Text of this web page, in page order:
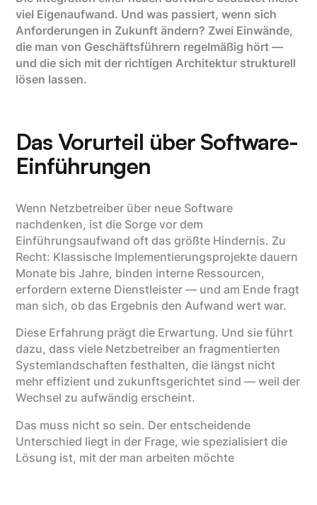
viel Eigenaufwand. Und was passiert, wenn sich
Anforderungen in Zukunft ändern? Zwei Einwände,
die man von Geschäftsführern regelmäßig hört —
und die sich mit der richtigen Architektur strukturell
lösen lassen.
Das Vorurteil über Software-
Einführungen
Wenn Netzbetreiber über neue Software
nachdenken, ist die Sorge vor dem
Einführungsaufwand oft das größte Hindernis. Zu
Recht: Klassische Implementierungsprojekte dauern
Monate bis Jahre, binden interne Ressourcen,
erfordern externe Dienstleister — und am Ende fragt
man sich, ob das Ergebnis den Aufwand wert war.
Diese Erfahrung prägt die Erwartung. Und sie führt
dazu, dass viele Netzbetreiber an fragmentierten
Systemlandschaften festhalten, die längst nicht
mehr effizient und zukunftsgerichtet sind — weil der
Wechsel zu aufwändig erscheint.
Das muss nicht so sein. Der entscheidende
Unterschied liegt in der Frage, wie spezialisiert die
Lösung ist, mit der man arbeiten möchte